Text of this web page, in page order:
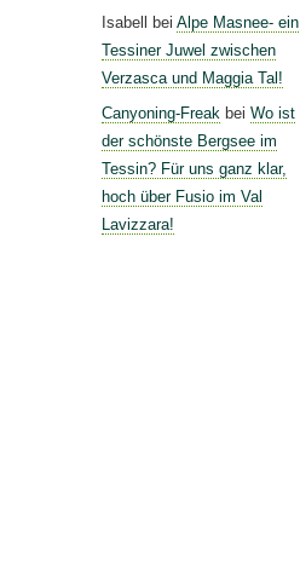
Isabell bei Alpe Masnee- ein
Tessiner Juwel zwischen
Verzasca und Maggia Tal!
Canyoning-Freak bei Wo ist
der schönste Bergsee im
Tessin? Für uns ganz klar,
hoch über Fusio im Val
Lavizzara!